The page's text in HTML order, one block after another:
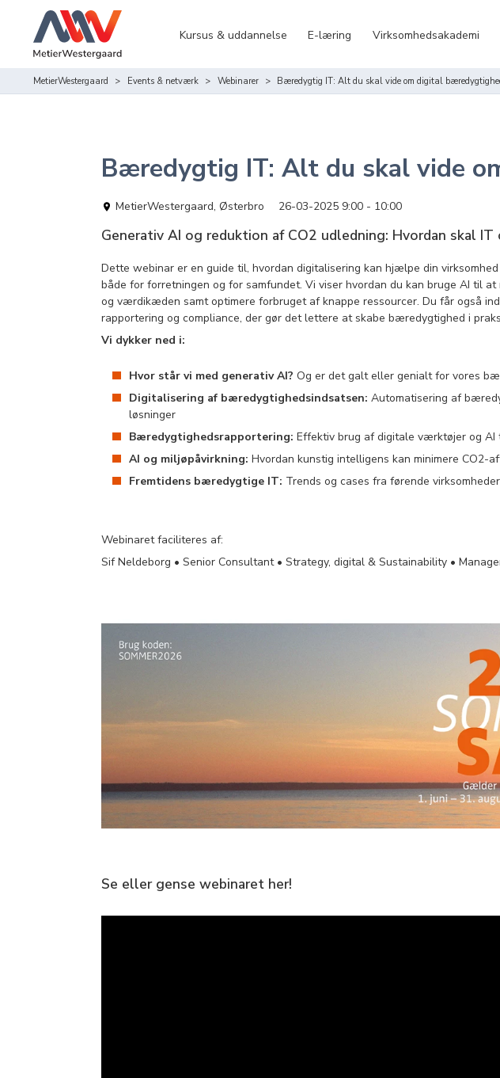
Kursus & uddannelse E-læring Virksomhedsakademi
MetierWestergaard Events & netværk Webinarer Bæredygtig IT: Alt du skal vide om digital
Bæredygtig IT: Alt du skal vide
MetierWestergaard, Østerbro 26-03-2025 9:00 10:00
Generativ AI og reduktion af CO2 udledning: Hvordan skal
Dette webinar er en guide til, hvordan digitalisering kan hjælpe din
både for forretningen og for samfundet. Vi viser hvordan du kan bruge AI til
og værdikæden samt optimere forbruget af knappe ressourcer. Du får også
rapportering og compliance, der gør det lettere at skabe bæredygtighed i
Vi dykker ned i:
Hvor står vi med generativ AI? Og er det galt eller genialt for vores
Digitalisering af bæredygtighedsindsatsen: Automatisering af
løsninger
Bæredygtighedsrapportering: Effektiv brug af digitale værktøjer og AI
AI og miljøpåvirkning: Hvordan kunstig intelligens kan minimere CO2-
Fremtidens bæredygtige IT: Trends og cases fra førende virksomheder
Webinaret faciliteres af:
Sif Neldeborg • Senior Consultant • Strategy, digital & Sustainability •
Se eller gense webinaret her!